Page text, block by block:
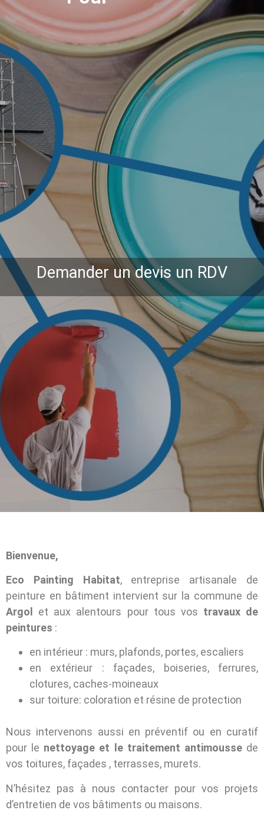
Demander un devis un RDV
Bienvenue,
Eco Painting Habitat, entreprise artisanale de
peinture en bâtiment intervient sur la commune de
Argol
et aux alentours pour tous vos travaux de
peintures :
en intérieur : murs, plafonds, portes, escaliers
en extérieur : façades, boiseries, ferrures,
clotures, caches-moineaux
sur toiture: coloration et résine de protection
Nous intervenons aussi en préventif ou en curatif
pour le nettoyage et le traitement antimoussede
vos toitures, façades , terrasses, murets.
N’hésitez pas à nous contacter pour vos projets
d’entretien de vos bâtiments ou maisons.